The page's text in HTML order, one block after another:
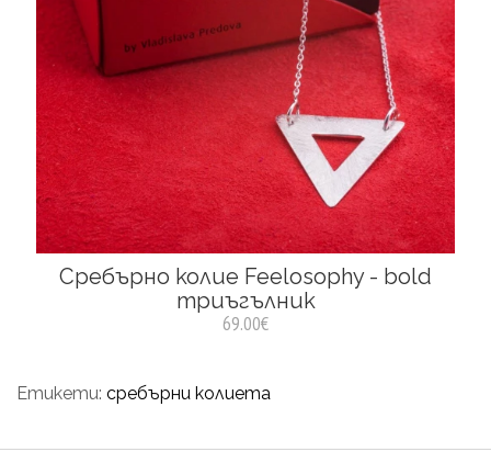
Сребърно колие Feelosophy - bold
триъгълник
69.00€
Етикети: сребърни колиета